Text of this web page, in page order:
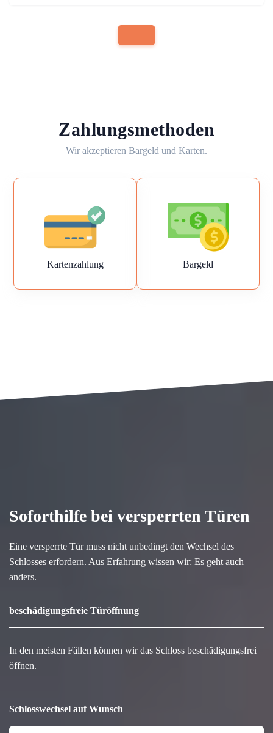
Zahlungsmethoden
Wir akzeptieren Bargeld und Karten.
Kartenzahlung Bargeld
Soforthilfe bei versperrten Türen
Eine versperrte Tür muss nicht unbedingt den Wechsel des
Schlosses erfordern. Aus Erfahrung wissen wir: Es geht auch
anders.
beschädigungsfreie Türöffnung
In den meisten Fällen können wir das Schloss beschädigungsfrei
öffnen.
Schlosswechsel auf Wunsch